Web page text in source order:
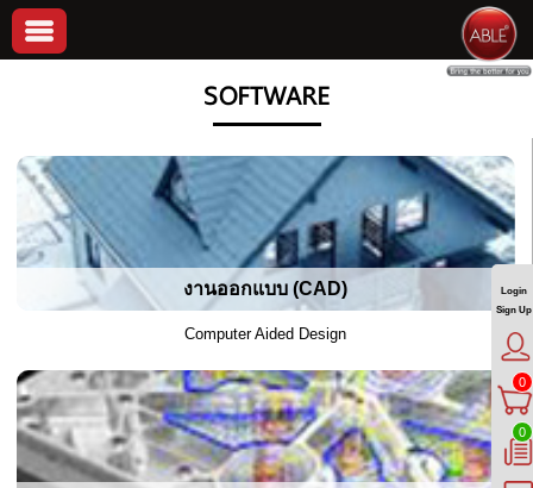
SOFTWARE
งานออกแบบ (CAD)
Computer Aided Design
Login
Sign Up
0
0